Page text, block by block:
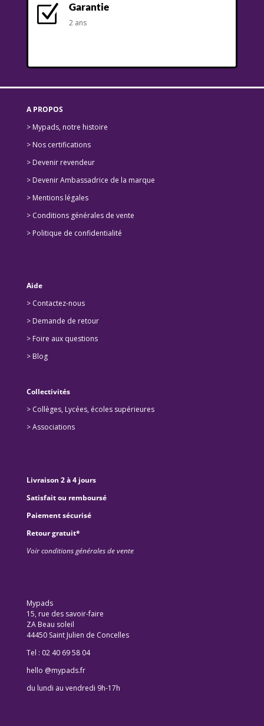
Z Garantie
2 ans
A PROPOS
> Mypads, notre histoire
> Nos certifications
> Devenir revendeur
> Devenir Ambassadrice de la marque
> Mentions légales
> Conditions générales de vente
> Politique de confidentialité
Aide
> Contactez-nous
> Demande de retour
> Foire aux questions
> Blog
Collectivités
> Collèges, Lycées, écoles supérieures
>Associations
Livraison 2 à 4 jours
Satisfait ou remboursé
Paiement sécurisé
Retour gratuit*
Voir conditions générales de vente
Mypads
15, rue des savoir-faire
ZA Beau soleil
44450 Saint Julien de Concelles
Tel : 02 40 69 58 04
hello @mypads.fr
du lundi au vendredi 9h-17h